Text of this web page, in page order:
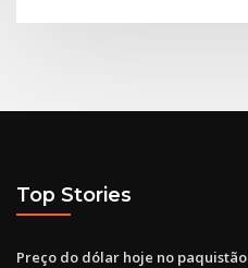
Top Stories
Preço do dólar hoje no paquistão